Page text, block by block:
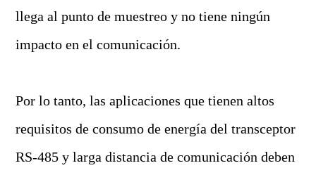
llega al punto de muestreo y no tiene ningún
impacto en el comunicación.
Por lo tanto, las aplicaciones que tienen altos
requisitos de consumo de energía del transceptor
RS-485 y larga distancia de comunicación deben